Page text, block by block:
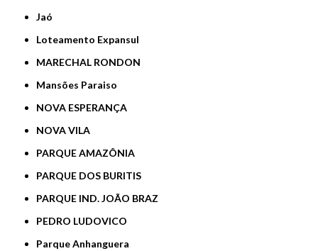
Jaó
Loteamento Expansul
MARECHAL RONDON
Mansões Paraiso
NOVA ESPERANÇA
NOVA VILA
PARQUE AMAZÔNIA
PARQUE DOS BURITIS
PARQUE IND. JOÃO BRAZ
PEDRO LUDOVICO
Parque Anhanguera